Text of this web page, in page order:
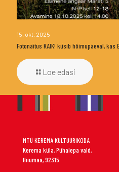
15. okt. 2025
Fotonäitus KAIK! küsib hõimupäeval,
Loe edasi
MTÜ KEREMA KULTUURIKODA
Kerema küla, Pühalepa vald,
Hiiumaa, 92315